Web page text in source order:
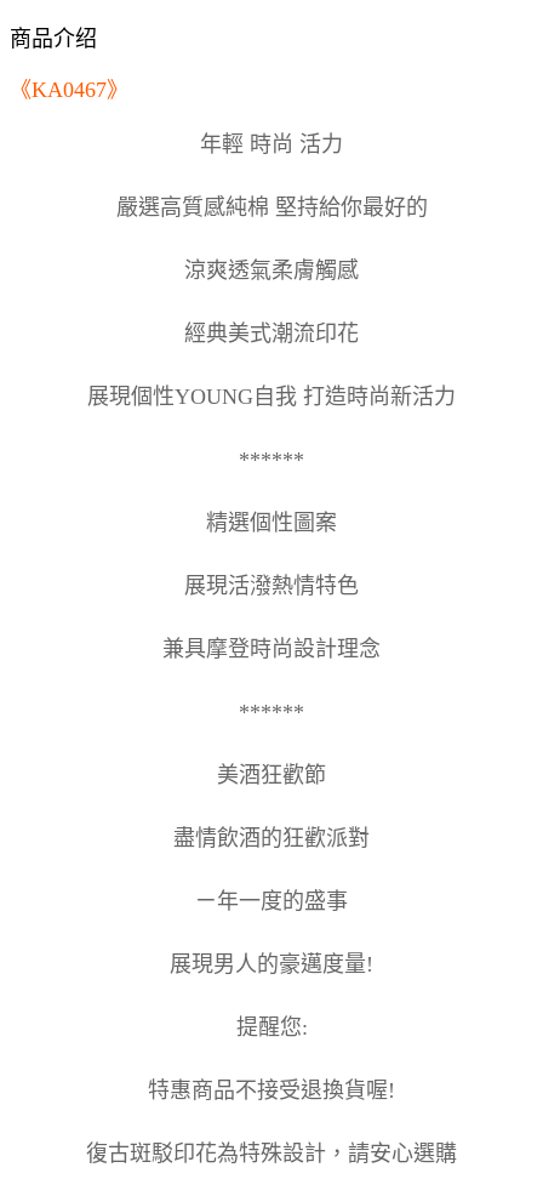
商品介绍
《KA0467》
年輕 時尚 活力
嚴選高質感純棉 堅持給你最好的
涼爽透氣柔膚觸感
經典美式潮流印花
展現個性YOUNG自我 打造時尚新活力
******
精選個性圖案
展現活潑熱情特色
兼具摩登時尚設計理念
******
美酒狂歡節
盡情飲酒的狂歡派對
ㄧ年一度的盛事
展現男人的豪邁度量!
提醒您:
特惠商品不接受退換貨喔!
復古斑駁印花為特殊設計，請安心選購